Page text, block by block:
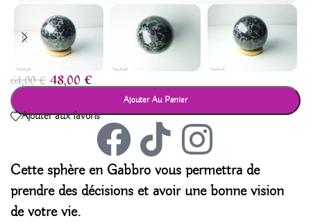
64,00€ 48,00€
Ajouter Au Panier
Ajouter aux favoris
Cettesphère en Gabbro vous permettra de
prendre des décisions et avoir une bonne vision
de votre vie.